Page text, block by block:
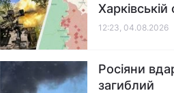
12:23, 04.08.2026
Росіяни
загиблий